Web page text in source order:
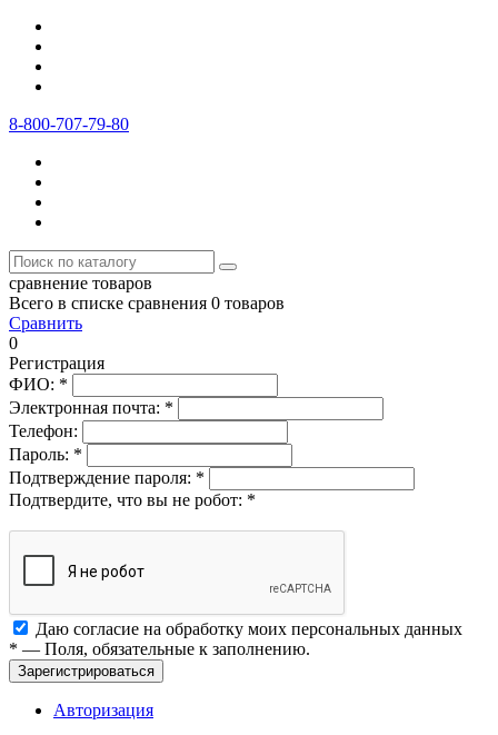
8-800-707-79-80
сравнение товаров
Всего в списке сравнения 0 товаров
Сравнить
0
Регистрация
ФИО: *
Электронная почта: *
Телефон:
Пароль: *
Подтверждение пароля: *
Подтвердите, что вы не робот: *
Даю согласие на обработку моих персональных данных
* — Поля, обязательные к заполнению.
Зарегистрироваться
Авторизация